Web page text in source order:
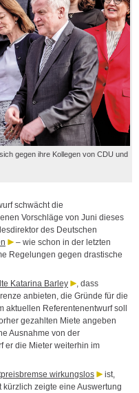
gegen ihre Kollegen von CDU und
schwächt die
Vorschläge von Juni dieses
des Deutschen
– wie schon in der letzten
Regelungen gegen drastische
Katarina Barley
, dass
anbieten, die Gründe für die
aktuellen Referentenentwurf soll
gezahlten Miete angeben
Ausnahme von der
er die Mieter weiterhin im
wirkungslos
ist,
zeigte eine Auswertung